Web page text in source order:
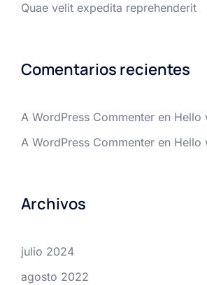
Quae velit expedita reprehenderit
Comentarios recientes
A WordPress Commenter en Hello
A WordPress Commenter en Hello
Archivos
julio 2024
agosto 2022